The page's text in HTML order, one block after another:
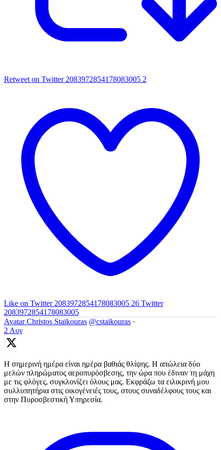
Retweet on Twitter 2083972854178083005 2
Like on Twitter 2083972854178083005 26 Twitter
2083972854178083005
Avatar Christos Staikouras @cstaikouras ·
2 Αυγ
Η σημερινή ημέρα είναι ημέρα βαθιάς θλίψης. Η απώλεια δύο
μελών πληρώματος αεροπυρόσβεσης, την ώρα που έδιναν τη μάχη
με τις φλόγες, συγκλονίζει όλους μας. Εκφράζω τα ειλικρινή μου
συλλυπητήρια στις οικογένειές τους, στους συναδέλφους τους και
στην Πυροσβεστική Υπηρεσία.